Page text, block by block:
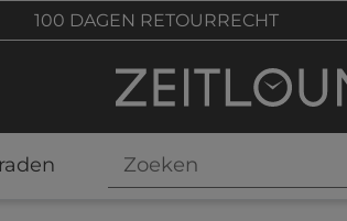
100 DAGEN RETOURRECHT